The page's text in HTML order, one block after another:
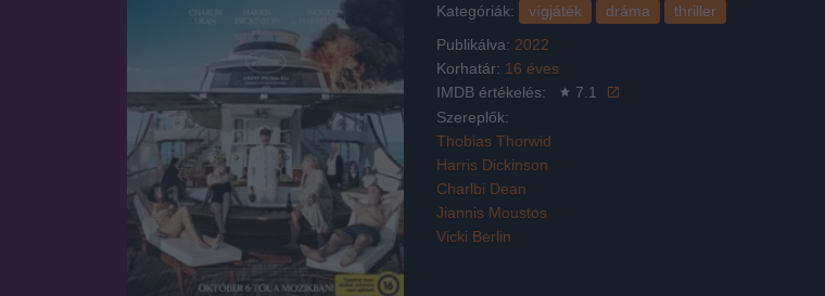
Kategóriák:
vígjáték dráma
thriller
Publikálva: 2022
Korhatár: 16 éves
IMDB értékelés:
7.1
Szereplők:
Thobias Thorwid
Harris Dickinson
Charlbi Dean
Jiannis Moustos
Vicki Berlin